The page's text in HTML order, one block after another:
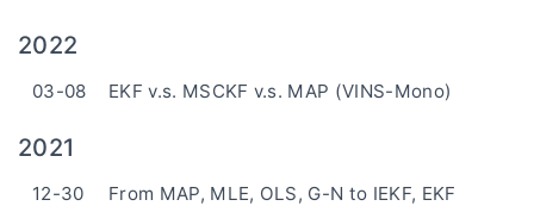
2022
03-08 EKF v.s. MSCKF v.s. MAP (VINS-Mono)
2021
12-30 From MAP, MLE, OLS, G-N to IEKF, EKF